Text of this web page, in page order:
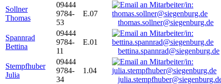
Sollner
Thomas
09444
9784-
53
E.07
thomas.sollner@siegenburg.de
Spannrad
Bettina
09444
9784-
11
E.01
bettina.spannrad@siegenburg.de
Stempfhuber
Julia
09444
9784-
34
1.04